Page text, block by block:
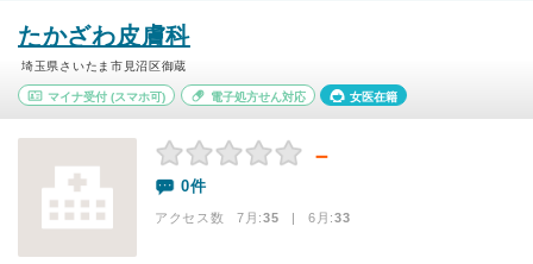
たかざわ皮膚科
埼玉県さいたま市見沼区御蔵
マイナ受付 (スマホ可) 電子処方せん対応 女医在籍
－
0件
アクセス数 7月:35 | 6月:33